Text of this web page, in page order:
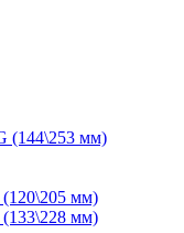
(144\253 мм)
мм)
мм)